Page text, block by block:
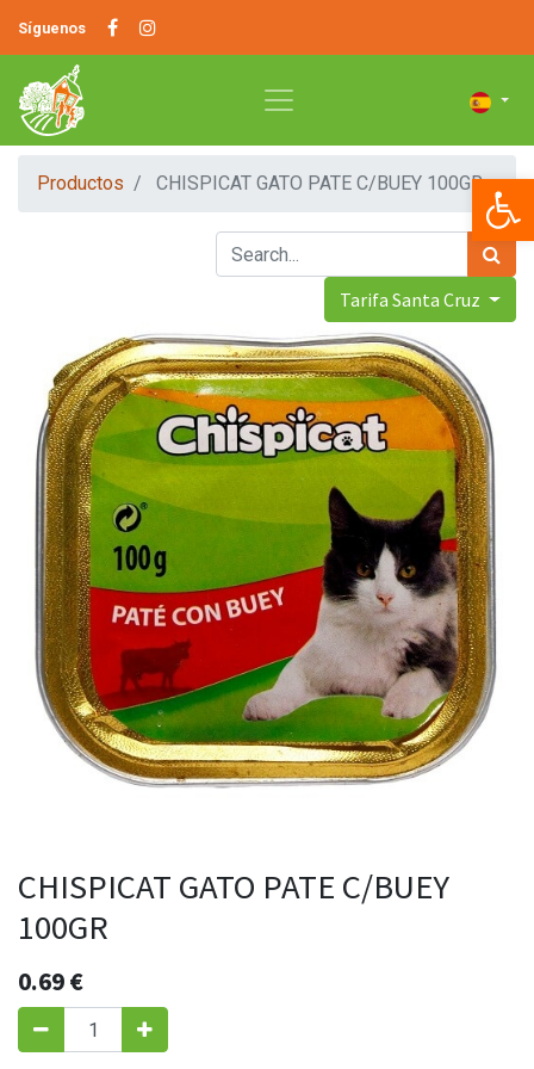
Síguenos
Productos CHISPICAT GATO PATE C/BUEY 100GR
Tarifa Santa Cruz
CHISPICAT GATO PATE C/BUEY
100GR
0.69€